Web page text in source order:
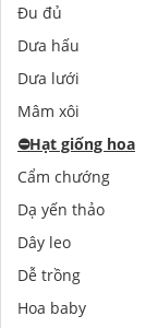
Đu đủ
Dưa hấu
Dưa lưới
Mâm xôi
⛔️Hạt giống hoa
Cẩm chướng
Dạ yến thảo
Dây leo
Dễ trồng
Hoa baby